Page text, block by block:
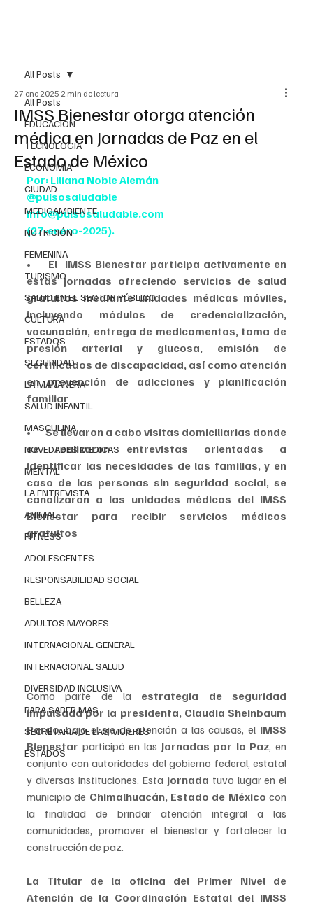
All Posts
EDUCACIÓN
TECNOLOGÍA
ECONOMÍA
CIUDAD
MEDIOAMBIENTE
NUTRICIÓN
FEMENINA
TURISMO
SALUD EN EL SECTOR PÚBLICO
CULTURA
ESTADOS
SEGURIDAD
LA MAÑANERA
SALUD INFANTIL
MASCULINA
NOVEDADES MEDICAS
MENTAL
LA ENTREVISTA
ANIMAL
FITNESS
ADOLESCENTES
RESPONSABILIDAD SOCIAL
BELLEZA
ADULTOS MAYORES
INTERNACIONAL GENERAL
INTERNACIONAL SALUD
DIVERSIDAD INCLUSIVA
PARA SABER MAS
SECRETARIA DE LAS MUJERES
ESTADOS
All Posts
IMSS Bienestar otorga atención
médica en Jornadas de Paz en el
Estado de México
27 ene 2025 2 min de lectura
Por: Liliana Noble Alemán
@pulsosaludable
info@pulsosaludable.com
(27-enero-2025).
•     El  IMSS Bienestar participa activamente en
estas jornadas ofreciendo servicios de salud
gratuitos mediante unidades médicas móviles,
incluyendo módulos de credencialización,
vacunación, entrega de medicamentos, toma de
presión arterial y glucosa, emisión de
certificados de discapacidad, así como atención
en prevención de adicciones y planificación
familiar
•       Se llevaron a cabo visitas domiciliarias donde
se realizaron entrevistas orientadas a
identificar las necesidades de las familias, y en
caso de las personas sin seguridad social, se
canalizaron a las unidades médicas del IMSS
Bienestar para recibir servicios médicos
gratuitos
Como parte de la estrategia de seguridad
impulsada por la presidenta, Claudia Sheinbaum
Pardo, bajo el eje de atención a las causas, el IMSS
Bienestar participó en las Jornadas por la Paz, en
conjunto con autoridades del gobierno federal, estatal
y diversas instituciones. Esta jornada tuvo lugar en el
municipio de Chimalhuacán, Estado de México con
la finalidad de brindar atención integral a las
comunidades, promover el bienestar y fortalecer la
construcción de paz.
La Titular de la oficina del Primer Nivel de
Atención de la Coordinación Estatal del IMSS